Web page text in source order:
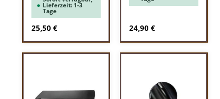
Lieferzeit: 1-3
Tage
Regulärer Preis:
25,50 € Regulärer Preis:
24,90 €